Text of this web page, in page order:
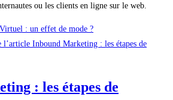
ou les clients en ligne sur le web.
: un effet de mode ?
: les étapes de